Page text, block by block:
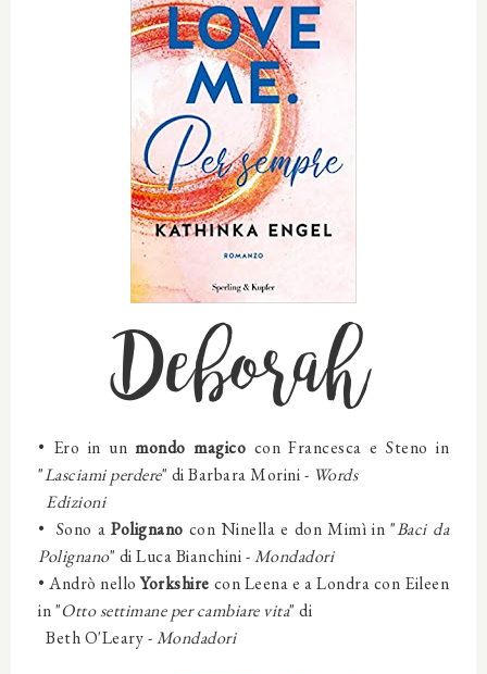
Deborah
• Ero in unmondo magico con Francesca e Steno in
"Lasciami perdere" di Barbara Morini - Words
Edizioni
• Sono a Polignano con Ninella e don Mimì in "Baci da
Polignano" di Luca Bianchini -Mondadori
•Andrò nelloYorkshire con Leena e a Londra con Eileen
in "Otto settimane per cambiare vita" di
Beth O'Leary -Mondadori